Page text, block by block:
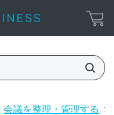
会議を整理・管理する >